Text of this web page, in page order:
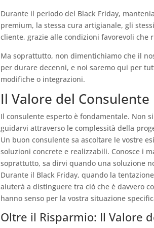
Durante il periodo del Black Friday,
premium, la stessa cura artigianale, gli
cliente, grazie alle condizioni favorevoli
Ma soprattutto, non dimentichiamo che il
per durare decenni, e noi saremo qui per
modifiche o integrazioni.
Il Valore del
Il consulente esperto è fondamentale. Non
guidarvi attraverso le complessità della
Un buon consulente sa ascoltare le vostre
soluzioni concrete e realizzabili. Conosce i
soprattutto, sa dirvi quando una soluzione
Durante il Black Friday, quando la
aiuterà a distinguere tra ciò che è davvero
hanno senso per la vostra situazione
Oltre il Risparmio: Il Valore